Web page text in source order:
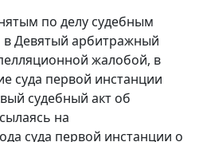
по делу судебным
в Девятый арбитражный
жалобой, в
суда первой инстанции
судебный акт об
на
суда первой инстанции о